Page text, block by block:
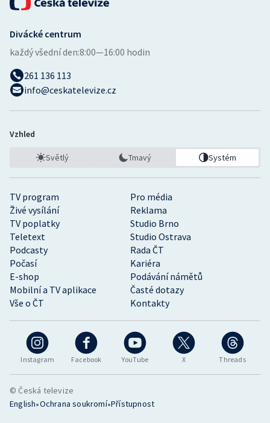
Instagram Facebook YouTube X Threads
TV program
Pro média
Živé vysílání
Reklama
TV poplatky
Studio Brno
Teletext
Studio Ostrava
Podcasty
Rada ČT
Počasí
Kariéra
E-shop
Podávání námětů
Mobilní a TV aplikace
Časté dotazy
Vše o ČT
Kontakty
Divácké centrum
každý všední den:8:00—16:00 hodin
261 136 113
info@ceskatelevize.cz
Vzhled
Světlý Tmavý Systém
© Česká televize
English•Ochrana soukromí•Přístupnost